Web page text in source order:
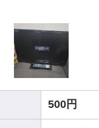
500円